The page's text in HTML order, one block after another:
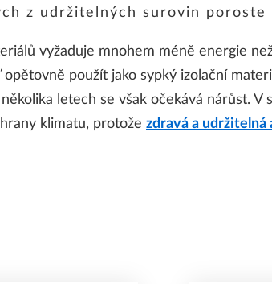
z udržitelných surovin poroste
vyžaduje mnohem méně energie
použít jako sypký izolační
letech se však očekává nárůst. V
klimatu, protože zdravá a